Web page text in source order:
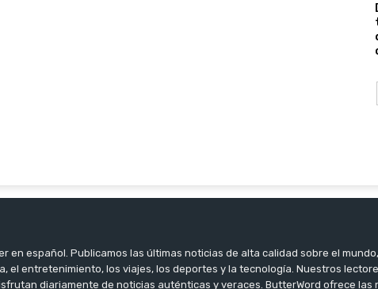
en español. Publicamos las últimas noticias de alta calidad sobre el
el entretenimiento, los viajes, los deportes y la tecnología. Nuestros
diariamente de noticias auténticas y veraces. ButterWord ofrece las